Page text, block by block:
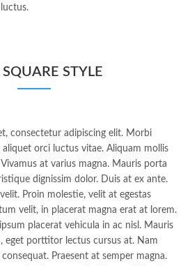
SQUARE STYLE
consectetur adipiscing elit. Morbi
orci luctus vitae. Aliquam mollis
at varius magna. Mauris porta
dignissim dolor. Duis at ex ante.
Proin molestie, velit at egestas
velit, in placerat magna erat at lorem.
placerat vehicula in ac nisl. Mauris
eget porttitor lectus cursus at. Nam
Praesent at semper magna.